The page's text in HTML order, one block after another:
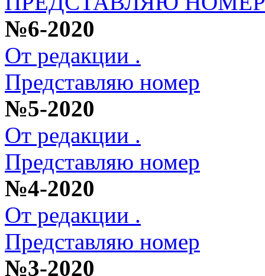
№6-2020
От редакции .
Представляю номер
№5-2020
От редакции .
Представляю номер
№4-2020
От редакции .
Представляю номер
№3-2020